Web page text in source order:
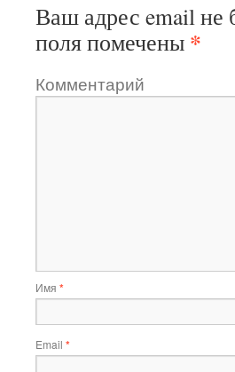
Ваш адрес email не
поля помечены *
Комментарий
Имя *
Email *